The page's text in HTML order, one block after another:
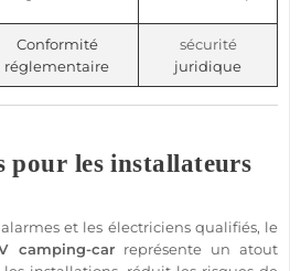
Conformité
réglementaire
sécurité
juridique
pour les installateurs
et les électriciens qualifiés, le
camping-carreprésente un atout